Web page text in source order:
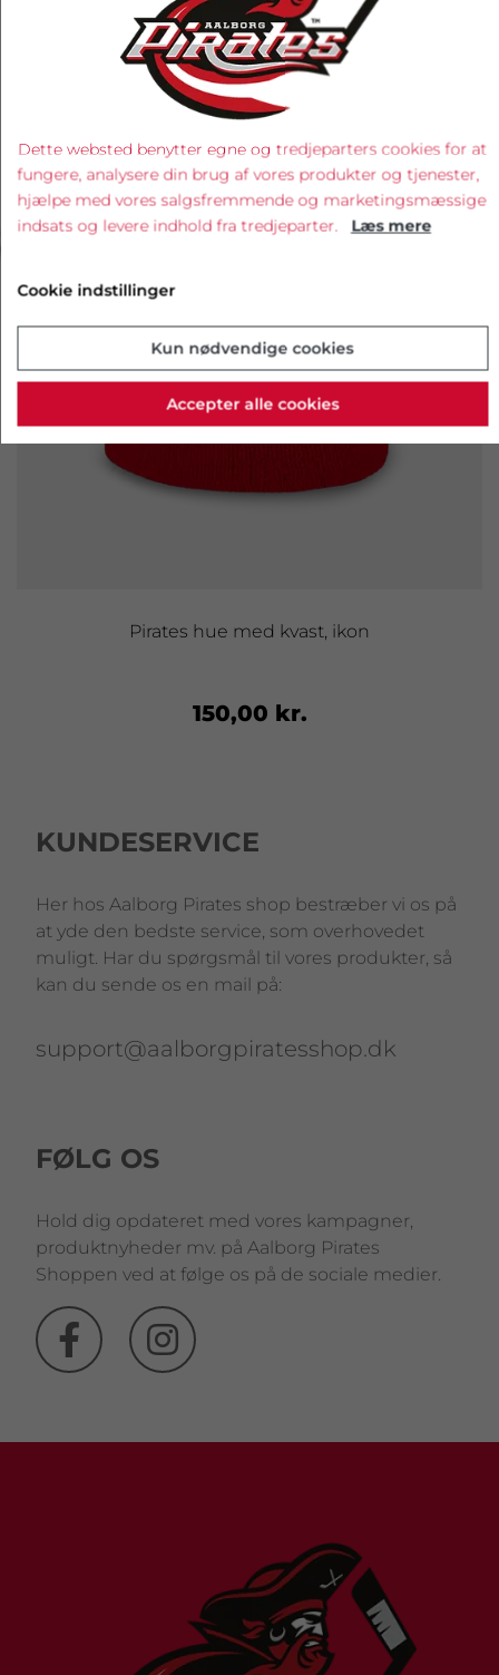
Pirates hue med kvast, ikon
150,00 kr.
‹
KUNDESERVICE
Her hos Aalborg Pirates shop bestræber vi os på
at yde den bedste service, som overhovedet
muligt. Har du spørgsmål til vores produkter, så
kan du sende os en mail på:
support@aalborgpiratesshop.dk
FØLG OS
Hold dig opdateret med vores kampagner,
produktnyheder mv. på Aalborg Pirates
Shoppen ved at følge os på de sociale medier.
Dette websted benytter egne og tredjeparters cookies for at
fungere, analysere din brug af vores produkter og tjenester,
hjælpe med vores salgsfremmende og marketingsmæssige
indsats og levere indhold fra tredjeparter. Læs mere
Cookie indstillinger
Kun nødvendige cookies
Accepter alle cookies